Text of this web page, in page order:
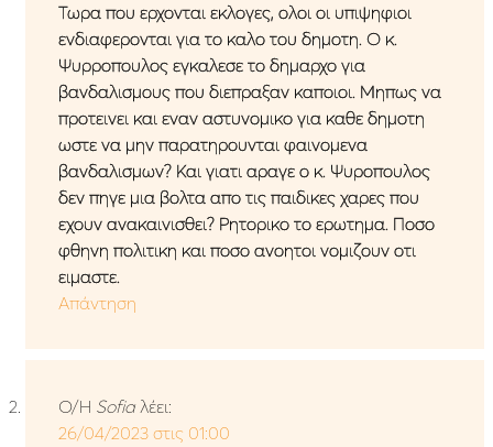
Τωρα που ερχονται εκλογες, ολοι οι υπιψηφιοι
ενδιαφερονται για το καλο του δημοτη. Ο κ.
Ψυρροπουλος εγκαλεσε το δημαρχο για
βανδαλισμους που διεπραξαν καποιοι. Μηπως να
προτεινει και εναν αστυνομικο για καθε δημοτη
ωστε να μην παρατηρουνται φαινομενα
βανδαλισμων? Και γιατι αραγε ο κ. Ψυροπουλος
δεν πηγε μια βολτα απο τις παιδικες χαρες που
εχουν ανακαινισθει? Ρητορικο το ερωτημα. Ποσο
φθηνη πολιτικη και ποσο ανοητοι νομιζουν οτι
ειμαστε.
Απάντηση
Ο/Η Sofia λέει:
26/04/2023 στις 01:00